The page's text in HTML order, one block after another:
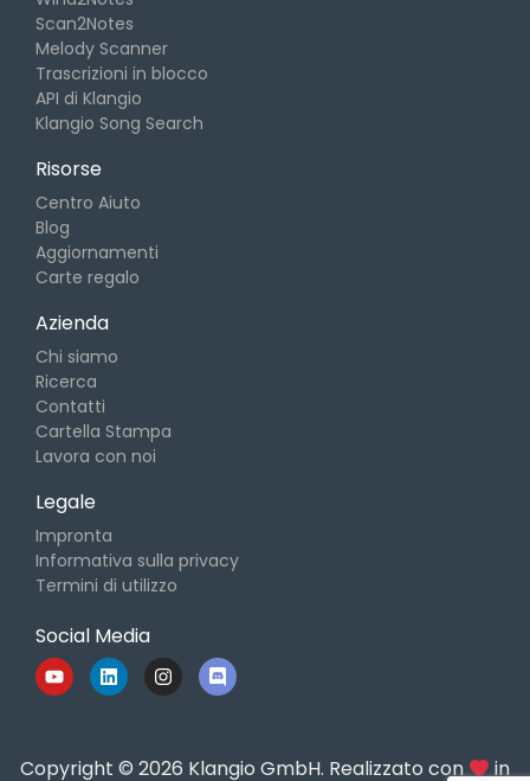
Scan2Notes
Melody Scanner
Trascrizioni in blocco
API di Klangio
Klangio Song Search
Risorse
Centro Aiuto
Blog
Aggiornamenti
Carte regalo
Azienda
Chi siamo
Ricerca
Contatti
Cartella Stampa
Lavora con noi
Legale
Impronta
Informativa sulla privacy
Termini di utilizzo
Social Media
Copyright © 2026 Klangio GmbH. Realizzato con in